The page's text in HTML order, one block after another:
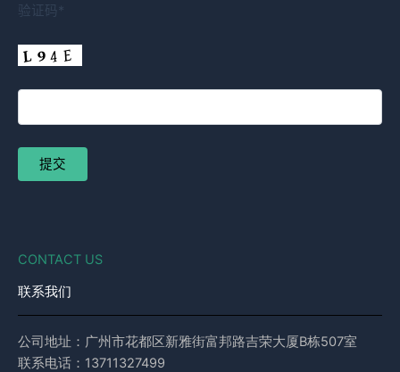
验证码*
CONTACT US
联系我们
公司地址：广州市花都区新雅街富邦路吉荣大厦B栋507室
联系电话：13711327499